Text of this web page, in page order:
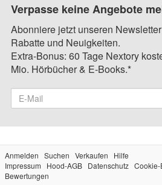
Verpasse keine Angebote
Abonniere jetzt unseren
Rabatte und Neuigkeiten.
Extra-Bonus: 60 Tage Nextory
Mio. Hörbücher & E-Books.*
Anmelden Suchen Verkaufen
Hilfe
Impressum
Hood-AGB Datenschutz
Bewertungen